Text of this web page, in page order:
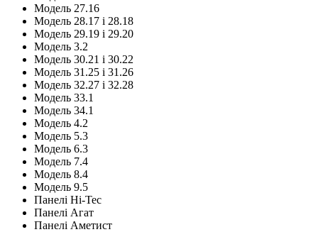
Модель 27.16
Модель 28.17 і 28.18
Модель 29.19 і 29.20
Модель 3.2
Модель 30.21 і 30.22
Модель 31.25 і 31.26
Модель 32.27 і 32.28
Модель 33.1
Модель 34.1
Модель 4.2
Модель 5.3
Модель 6.3
Модель 7.4
Модель 8.4
Модель 9.5
Панелі Hi-Tec
Панелі Агат
Панелі Аметист